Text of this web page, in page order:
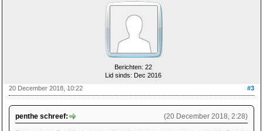
Berichten: 22
Lid sinds: Dec 2016
#3
20 December 2018, 10:22
(20 December 2018, 2:28)
penthe schreef: